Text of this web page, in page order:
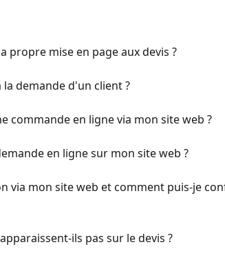
propre mise en page aux devis ?
demande d'un client ?
commande en ligne via mon site web ?
en ligne sur mon site web ?
via mon site web et comment puis-je
ils pas sur le devis ?